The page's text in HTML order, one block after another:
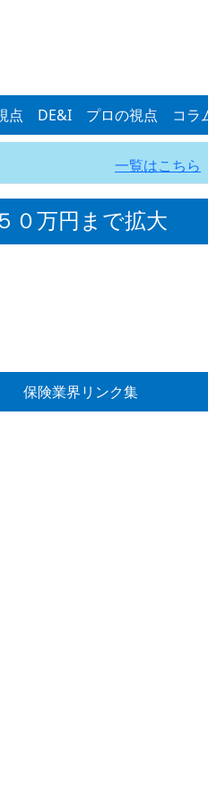
点 DE&I プロの視点 コラム
一覧はこちら
０万円まで拡大
保険業界リンク集